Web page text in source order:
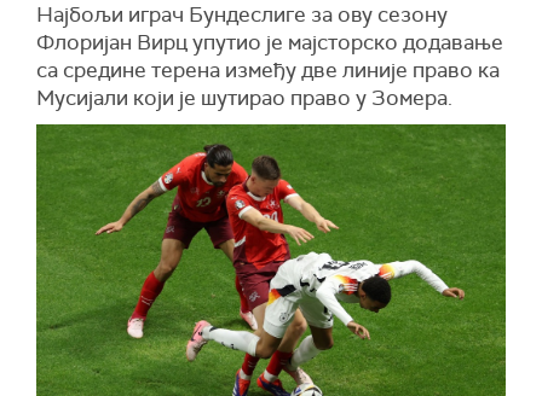
Најбољи играч Бундеслиге за ову сезону
Флоријан Вирц упутио је мајсторско додавање
са средине терена између две линије право ка
Мусијали који је шутирао право у Зомера.